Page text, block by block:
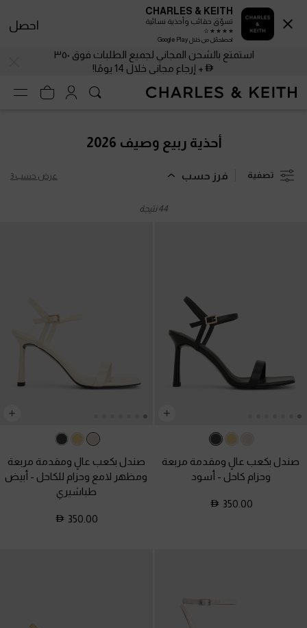
استمتع بالشحن المجاني لجميع الطلبات فوق ٣٥٠
+ إرجاع مجاني خلال 14 يومًا!
استمتع بالشحن المجاني لجميع الطلبات فوق ٣٥٠
+ إرجاع مجاني خلال 14 يومًا!
أحذية ربيع وصيف 2026
تصفية فرز حسب عرض حسب 3
44 نتيجة
صندل بكعب عالٍ ومقدمة مربعة
وحزام كاحل - أسود
350.00
صندل بكعب عالٍ ومقدمة مربعة
ومظهر لامع وحزام للكاحل - أبيض
طباشيري
350.00
CHARLES & KEITH
تسوّق حقائب وأحذية نسائية
احصلحمّل من خلال Google Play
احصل